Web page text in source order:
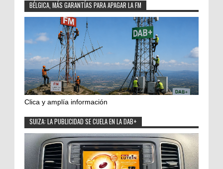
BÉLGICA, MÁS GARANTÍAS PARA APAGAR LA FM
Clica y amplía información
SUIZA: LA PUBLICIDAD SE CUELA EN LA DAB+